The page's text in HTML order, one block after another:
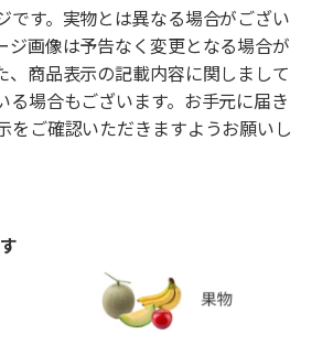
です。実物とは異なる場合がござい
ジ画像は予告なく変更となる場合が
、商品表示の記載内容に関しまして
る場合もございます。お手元に届き
をご確認いただきますようお願いし